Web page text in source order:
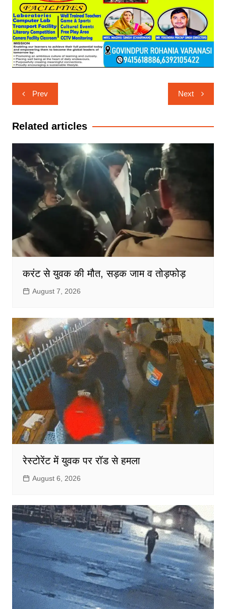
Post
navigation
Prev Next
Related articles
करंट से युवक की मौत, सड़क जाम व तोड़फोड़
August 7, 2026
रेस्टोरेंट में युवक पर रॉड से हमला
August 6, 2026